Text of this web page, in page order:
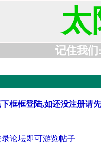
太
记住我们
框框登陆,如还没注册请
论坛即可游览帖子